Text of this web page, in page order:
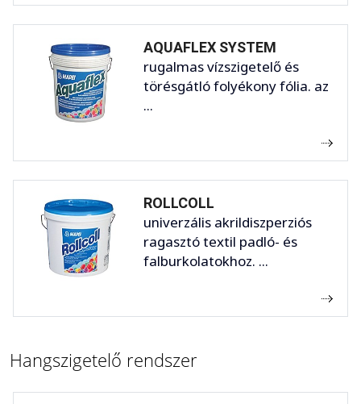
AQUAFLEX SYSTEM
rugalmas vízszigetelő és
törésgátló folyékony fólia. az
...
ROLLCOLL
univerzális akrildiszperziós
ragasztó textil padló- és
falburkolatokhoz. ...
Hangszigetelő rendszer